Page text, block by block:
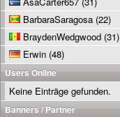
BarbaraSaragosa (22)
BraydenWedgwood (31)
Erwin (48)
Users Online
Keine Einträge gefunden.
Banners / Partner